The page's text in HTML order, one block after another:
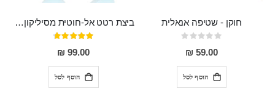
חוקן - שטיפה אנאלית
Rating:
0%
59.00 ₪
הוסף לסל
ביצת רטט אל-חוטית מסיליקון רפואי בגודל של 8 ס"מ ורוחב 3 ס"מ בעלת 20 מהירויות שונות "ENKI"
דירוג:
93%
99.00 ₪
הוסף לסל